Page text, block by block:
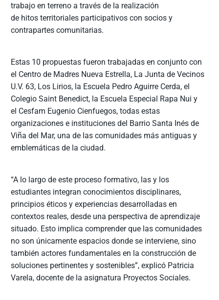
trabajo en terreno a través de la realización
de hitos territoriales participativos con socios y
contrapartes comunitarias.
Estas 10 propuestas fueron trabajadas en conjunto con
el Centro de Madres Nueva Estrella, La Junta de Vecinos
U.V. 63, Los Lirios, la Escuela Pedro Aguirre Cerda, el
Colegio Saint Benedict, la Escuela Especial Rapa Nui y
el Cesfam Eugenio Cienfuegos, todas estas
organizaciones e instituciones del Barrio Santa Inés de
Viña del Mar, una de las comunidades más antiguas y
emblemáticas de la ciudad.
“A lo largo de este proceso formativo, las y los
estudiantes integran conocimientos disciplinares,
principios éticos y experiencias desarrolladas en
contextos reales, desde una perspectiva de aprendizaje
situado. Esto implica comprender que las comunidades
no son únicamente espacios donde se interviene, sino
también actores fundamentales en la construcción de
soluciones pertinentes y sostenibles”, explicó Patricia
Varela, docente de la asignatura Proyectos Sociales.